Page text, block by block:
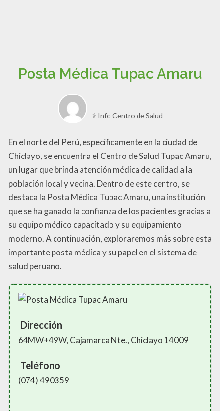
Posta Médica Tupac Amaru
⚕️ Info Centro de Salud
En el norte del Perú, específicamente en la ciudad de
Chiclayo, se encuentra el Centro de Salud Tupac Amaru,
un lugar que brinda atención médica de calidad a la
población local y vecina. Dentro de este centro, se
destaca la Posta Médica Tupac Amaru, una institución
que se ha ganado la confianza de los pacientes gracias a
su equipo médico capacitado y su equipamiento
moderno. A continuación, exploraremos más sobre esta
importante posta médica y su papel en el sistema de
salud peruano.
Dirección
64MW+49W, Cajamarca Nte., Chiclayo 14009
Teléfono
(074) 490359